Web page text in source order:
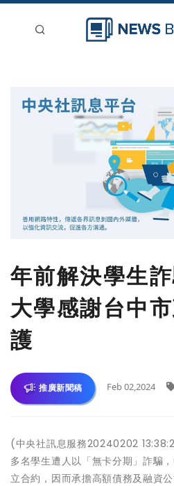
年前解決學生
大學感謝台中
護
推廣新聞稿 Feb 02,2024
(中央社訊息服務20240202
多名學生遭人以「無卡分期」詐騙
立合約，因而承擔高額債務及融資